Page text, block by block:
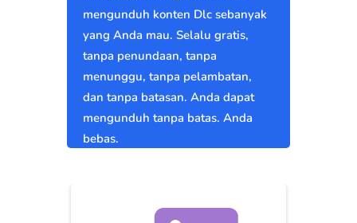
mengunduh konten Dlc sebanyak
yang Anda mau. Selalu gratis,
tanpa penundaan, tanpa
menunggu, tanpa pelambatan,
dan tanpa batasan. Anda dapat
mengunduh tanpa batas. Anda
bebas.